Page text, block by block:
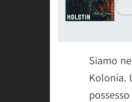
Siamo
Kolonia.